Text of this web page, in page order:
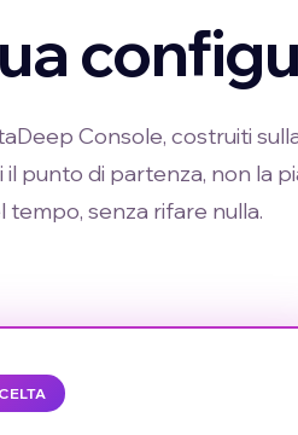
Console, costruiti
punto di partenza, non la
tempo, senza rifare nulla.